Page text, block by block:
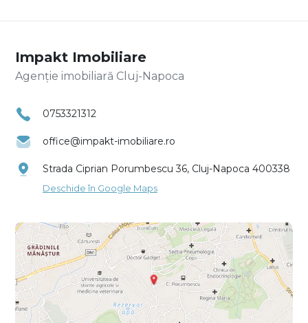
Impakt Imobiliare
Agenție imobiliară Cluj-Napoca
0753321312
office@impakt-imobiliare.ro
Strada Ciprian Porumbescu 36, Cluj-Napoca 400338
Deschide în Google Maps